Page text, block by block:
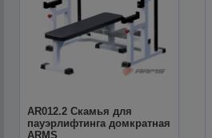
AR012.2 Скамья для
пауэрлифтинга домкратная
ARMS